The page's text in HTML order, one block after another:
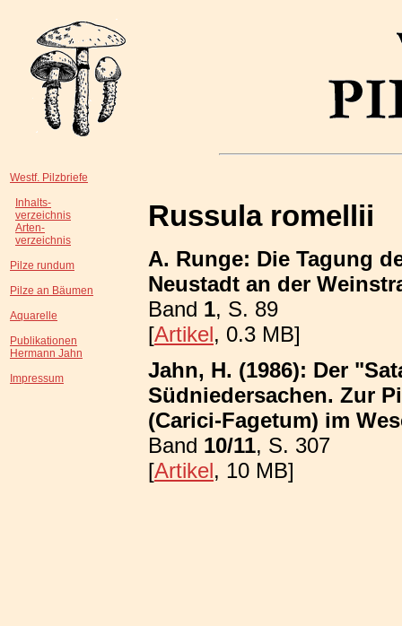
Westf. Pilzbriefe
Inhalts-
verzeichnis
Arten-
verzeichnis
Pilze rundum
Pilze an Bäumen
Aquarelle
Publikationen
Hermann Jahn
Impressum
Russula romellii
A. Runge: Die Tagung
Neustadt an der
Band 1, S. 89
[Artikel, 0.3 MB]
Jahn, H. (1986): Der
Südniedersachen. Zur
(Carici-Fagetum) im
Band 10/11, S. 307
[Artikel, 10 MB]